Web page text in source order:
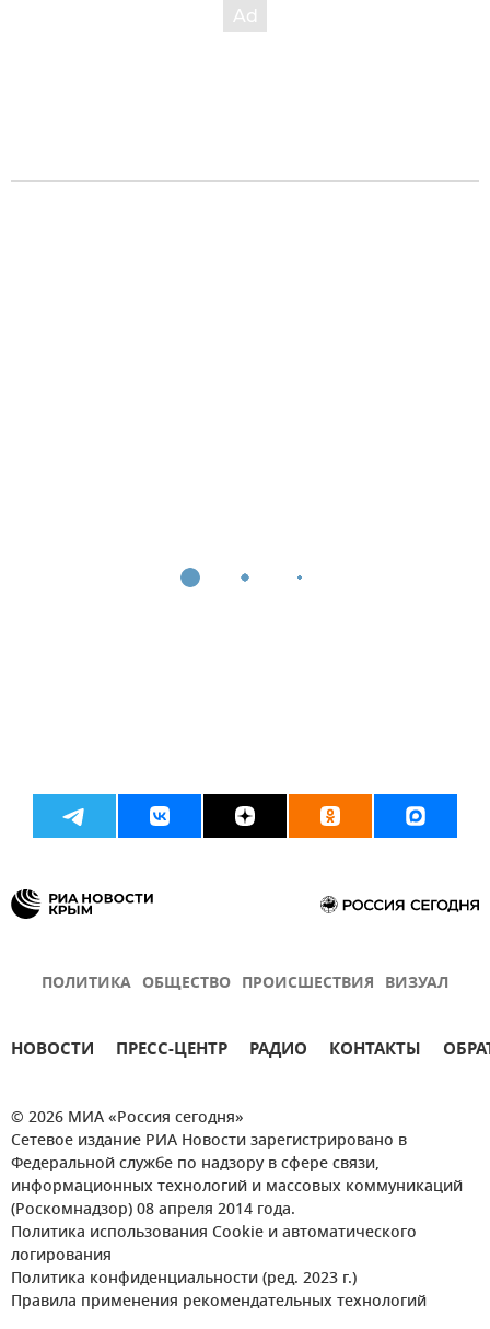
ПОЛИТИКА ОБЩЕСТВО ПРОИСШЕСТВИЯ ВИЗУАЛ
НОВОСТИ ПРЕСС-ЦЕНТР РАДИО КОНТАКТЫ
© 2026 МИА «Россия сегодня»
Сетевое издание РИА Новости зарегистрировано в
Федеральной службе по надзору в сфере связи,
информационных технологий и массовых коммуникаций
(Роскомнадзор) 08 апреля 2014 года.
Политика использования Cookie и автоматического
логирования
Политика конфиденциальности (ред. 2023 г.)
Правила применения рекомендательных технологий